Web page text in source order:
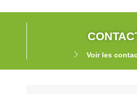
Voir les